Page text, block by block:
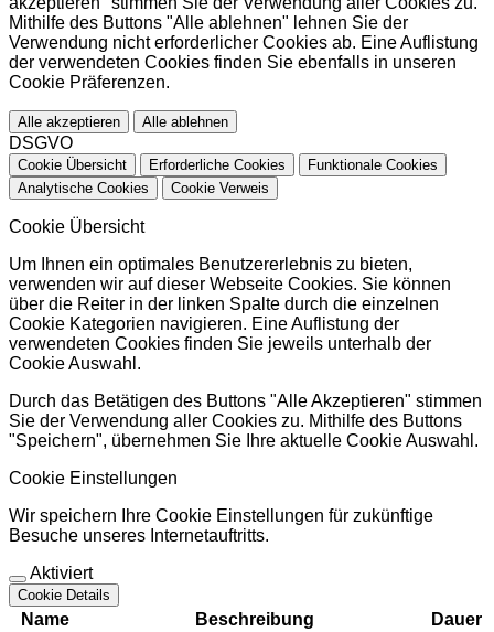
Mithilfe des Buttons "Alle ablehnen" lehnen Sie der
Verwendung nicht erforderlicher Cookies ab. Eine Auflistung
der verwendeten Cookies finden Sie ebenfalls in unseren
Cookie Präferenzen.
Alle akzeptieren Alle ablehnen
DSGVO
Cookie Übersicht Erforderliche Cookies
Funktionale Cookies
Analytische Cookies
Cookie Verweis
Cookie Übersicht
Um Ihnen ein optimales Benutzererlebnis zu bieten,
verwenden wir auf dieser Webseite Cookies. Sie können
über die Reiter in der linken Spalte durch die einzelnen
Cookie Kategorien navigieren. Eine Auflistung der
verwendeten Cookies finden Sie jeweils unterhalb der
Cookie Auswahl.
Durch das Betätigen des Buttons "Alle Akzeptieren" stimmen
Sie der Verwendung aller Cookies zu. Mithilfe des Buttons
"Speichern", übernehmen Sie Ihre aktuelle Cookie Auswahl.
Cookie Einstellungen
Wir speichern Ihre Cookie Einstellungen für zukünftige
Besuche unseres Internetauftritts.
Aktiviert
Cookie Details
Name Beschreibung
Dauer